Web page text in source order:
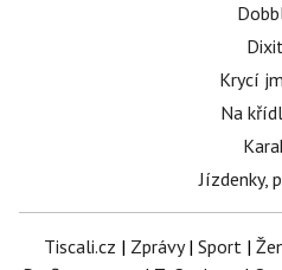
Krycí
Na
Jízdenky,
Tiscali.cz | Zprávy| Sport |